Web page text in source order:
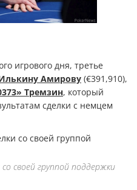
игрового дня, третье
Амирову (€391,910),
Тремзин, который
сделки с немцем
своей группой поддержки